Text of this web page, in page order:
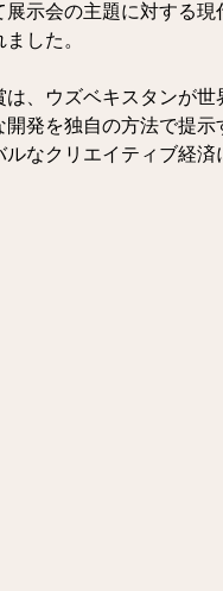
展示会の主題に対する
した。
は、ウズベキスタンが
開発を独自の方法で提
ルなクリエイティブ経